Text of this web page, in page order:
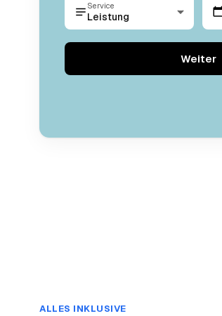
Service
Leistung
Weiter
ALLES INKLUSIVE